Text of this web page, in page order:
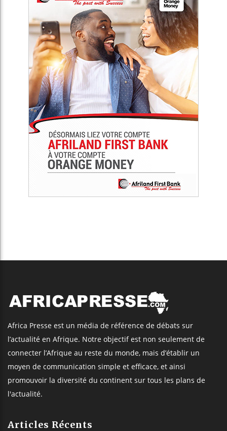
Africa Presse est un média de référence de débats sur
l’actualité en Afrique. Notre objectif est non seulement de
connecter l’Afrique au reste du monde, mais d’établir un
moyen de communication simple et efficace, et ainsi
promouvoir la diversité du continent sur tous les plans de
l'actualité.
Articles Récents